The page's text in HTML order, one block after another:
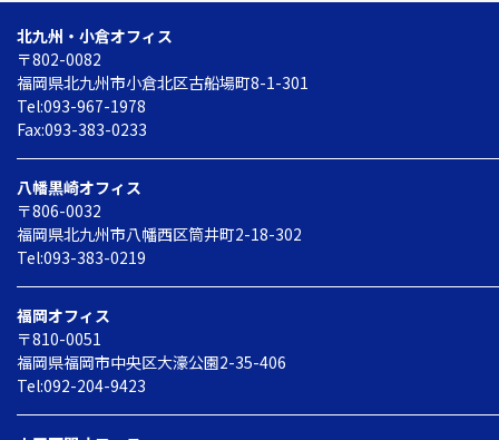
北九州・小倉オフィス
〒802-0082
福岡県北九州市小倉北区古船場町8-1-301
Tel:093-967-1978
Fax:093-383-0233
八幡黒崎オフィス
〒806-0032
福岡県北九州市八幡西区筒井町2-18-302
Tel:093-383-0219
福岡オフィス
〒810-0051
福岡県福岡市中央区大濠公園2-35-406
Tel:092-204-9423